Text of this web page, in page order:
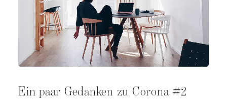
Ein paar Gedanken zu Corona #2